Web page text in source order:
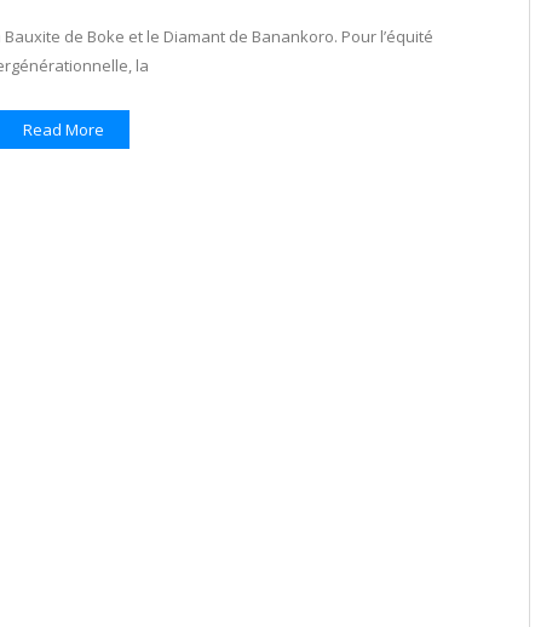
Bauxite de Boke et le Diamant de Banankoro. Pour l’équité
la
Read More